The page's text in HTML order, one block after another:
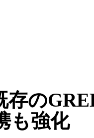
存の
も強化